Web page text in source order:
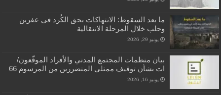
ما بعد السقوط: الانتهاكات بحق الكُرد في عفرين
وحلب خلال المرحلة الانتقالية
يونيو 29, 2026
بيان منظمات المجتمع المدني والأفراد الموقّعون/
ات بشأن توقيف ممثلي المتضررين من المرسوم 66
يونيو 16, 2026